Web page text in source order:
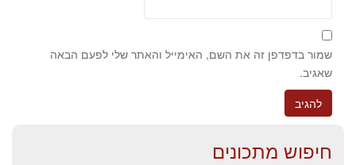
שמור בדפדפן זה את השם, האימייל והאתר שלי לפעם הבאה
שאגיב.
חיפוש מתכונים